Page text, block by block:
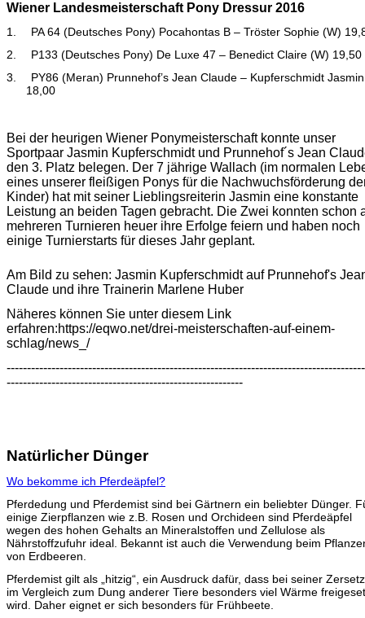
Wiener Landesmeisterschaft Pony Dressur 2016
1.
PA 64 (Deutsches Pony) Pocahontas B – Tröster Sophie (W)
2.
P133 (Deutsches Pony) De Luxe 47 – Benedict Claire (W) 19,50
3.
PY86 (Meran) Prunnehof’s Jean Claude – Kupferschmidt
18,00
Bei der heurigen Wiener Ponymeisterschaft konnte unser
Sportpaar Jasmin Kupferschmidt und Prunnehof´s Jean
den 3. Platz belegen. Der 7 jährige Wallach (im normalen
eines unserer fleißigen Ponys für die Nachwuchsförderung
Kinder) hat mit seiner Lieblingsreiterin Jasmin eine konstante
Leistung an beiden Tagen gebracht. Die Zwei konnten schon
mehreren Turnieren heuer ihre Erfolge feiern und haben noch
einige Turnierstarts für dieses Jahr geplant.
Am Bild zu sehen: Jasmin Kupferschmidt auf Prunnehof's
Claude und ihre Trainerin Marlene Huber
Näheres können Sie unter diesem Link
erfahren:https://eqwo.net/drei-meisterschaften-auf-einem-
schlag/news_/
----------------------------------------------------------
Natürlicher Dünger
Wo bekomme ich Pferdeäpfel?
Pferdedung und Pferdemist sind bei Gärtnern ein beliebter Dünger.
einige Zierpflanzen wie z.B. Rosen und Orchideen sind Pferdeäpfel
wegen des hohen Gehalts an Mineralstoffen und Zellulose als
Nährstoffzufuhr ideal. Bekannt ist auch die Verwendung beim
von Erdbeeren.
Pferdemist gilt als „hitzig“, ein Ausdruck dafür, dass bei seiner
im Vergleich zum Dung anderer Tiere besonders viel Wärme
wird. Daher eignet er sich besonders für Frühbeete.